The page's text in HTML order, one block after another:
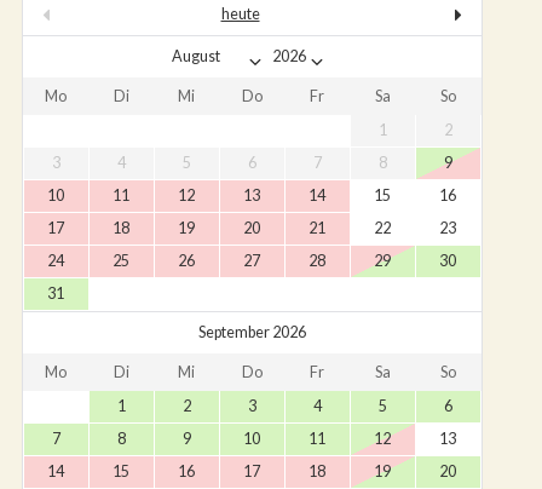
heute
Mo Di Mi Do Fr Sa
So
1
2
3
4 5 6 7 8
9
10
11 12 13 14 15
16
17
18 19 20 21 22
23
24
25 26 27 28 29
30
31
September 2026
Mo Di Mi Do Fr Sa
So
1
2 3 4 5
6
7
8 9 10 11 12
13
14
15 16 17 18 19
20